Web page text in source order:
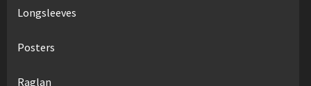
Longsleeves
Posters
Raglan